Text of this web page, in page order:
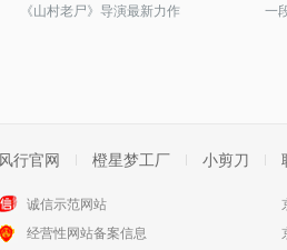
《山村老尸》导演最新力作 一
风行官网 橙星梦工厂 小剪刀
诚信示范网站
经营性网站备案信息